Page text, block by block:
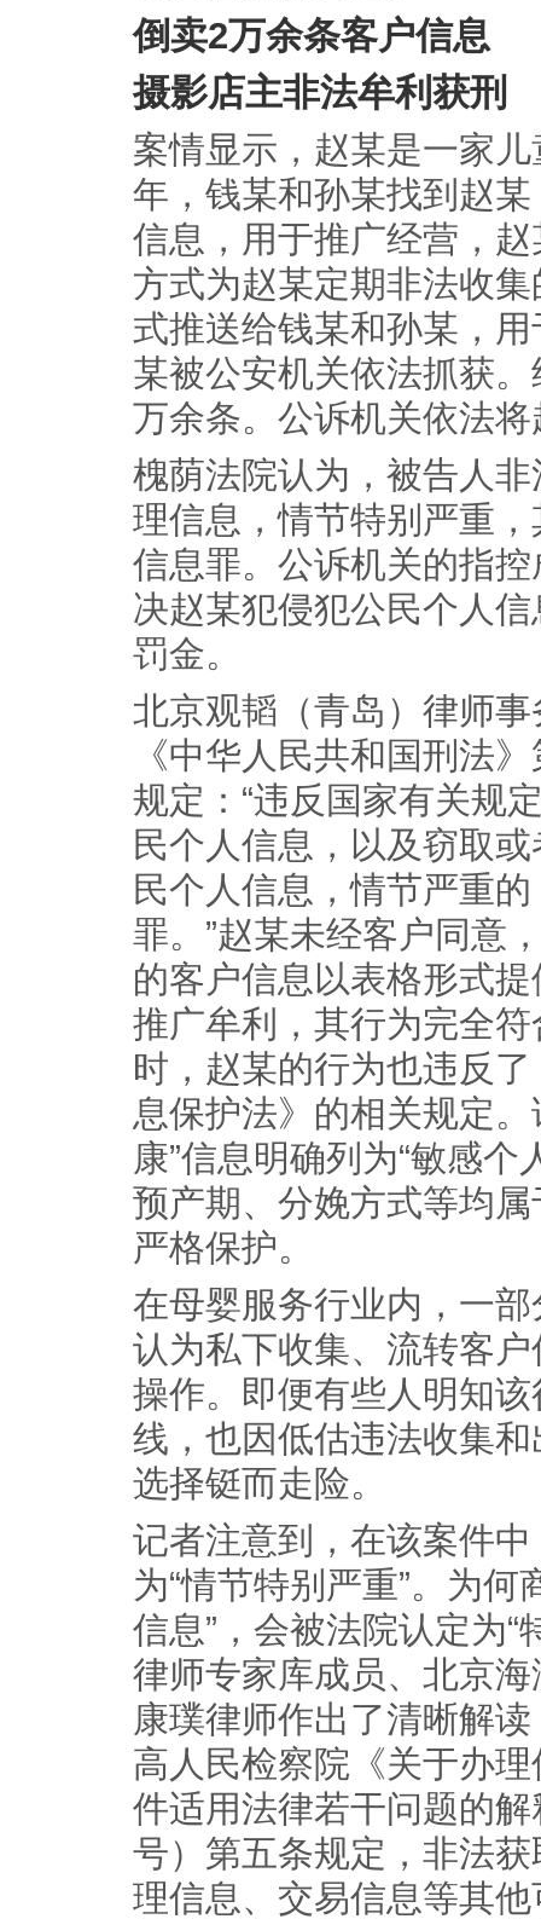
倒卖2万余条客户信息
摄影店主非法牟利获刑
案情显示，赵某是一家
年，钱某和孙某找到赵
信息，用于推广经营，
方式为赵某定期非法收
式推送给钱某和孙某，
某被公安机关依法抓获
万余条。公诉机关依法
槐荫法院认为，被告人
理信息，情节特别严重
信息罪。公诉机关的指
决赵某犯侵犯公民个人
罚金。
北京观韬（青岛）律师
《中华人民共和国刑法
规定：“违反国家有关规
民个人信息，以及窃取
民个人信息，情节严重
罪。”赵某未经客户同意
的客户信息以表格形式
推广牟利，其行为完全
时，赵某的行为也违反
息保护法》的相关规定
康”信息明确列为“敏感
预产期、分娩方式等均
严格保护。
在母婴服务行业内，一
认为私下收集、流转客
操作。即便有些人明知
线，也因低估违法收集
选择铤而走险。
记者注意到，在该案件
为“情节特别严重”。为
信息”，会被法院认定为“
律师专家库成员、北京
康璞律师作出了清晰解
高人民检察院《关于办
件适用法律若干问题的
号）第五条规定，非法
理信息、交易信息等其